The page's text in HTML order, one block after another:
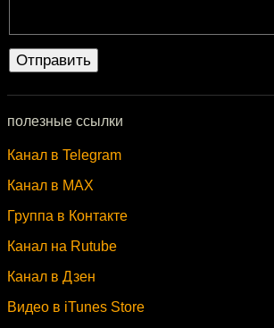
полезные ссылки
Канал в Telegram
Канал в MAX
Группа в Контакте
Канал на Rutube
Канал в Дзен
Видео в iTunes Store